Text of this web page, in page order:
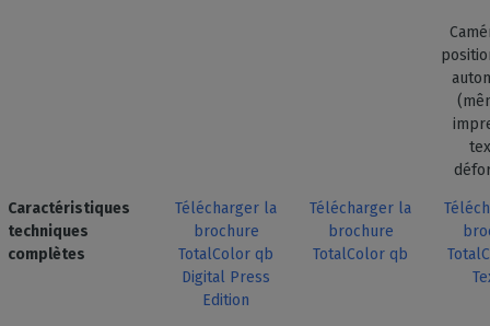
Caractéristiques
techniques
complètes
Télécharger la
brochure
TotalColor qb
Digital Press
Edition
Télécharger la
brochure
TotalColor qb